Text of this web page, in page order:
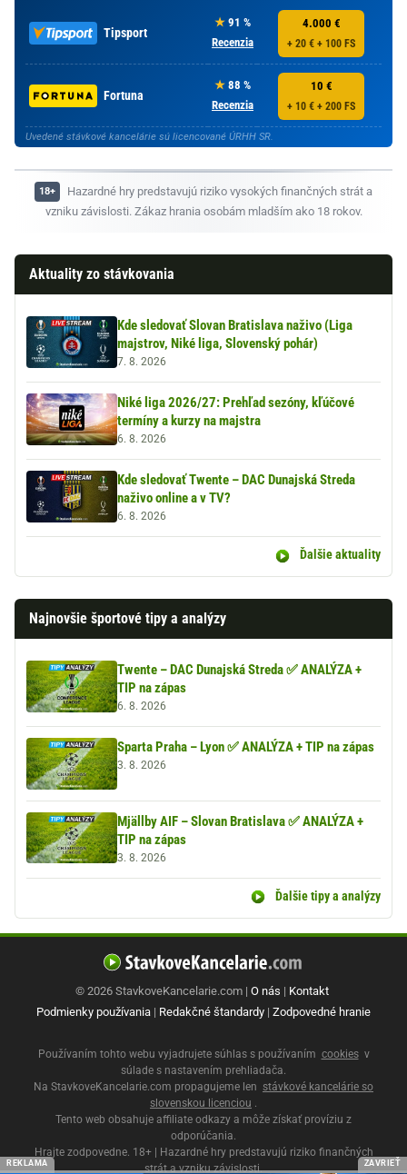
Tipsport
91 %
Recenzia
4.000 €
+ 20 € + 100 FS
Fortuna
88 %
Recenzia
10 €
+ 10 € + 200 FS
Uvedené stávkové kancelárie sú licencované ÚRHH SR.
Hazardné hry predstavujú riziko vysokých finančných strát a
vzniku závislosti. Zákaz hrania osobám mladším ako 18 rokov.
Aktuality zo stávkovania
Kde sledovať Slovan Bratislava naživo (Liga
majstrov, Niké liga, Slovenský pohár)
7. 8. 2026
Niké liga 2026/27: Prehľad sezóny, kľúčové
termíny a kurzy na majstra
6. 8. 2026
Kde sledovať Twente – DAC Dunajská Streda
naživo online a v TV?
6. 8. 2026
Ďalšie aktuality
Najnovšie športové tipy a analýzy
Twente – DAC Dunajská Streda ✅ ANALÝZA +
TIP na zápas
6. 8. 2026
Sparta Praha – Lyon ✅ ANALÝZA + TIP na zápas
3. 8. 2026
Mjällby AIF – Slovan Bratislava ✅ ANALÝZA +
TIP na zápas
3. 8. 2026
Ďalšie tipy a analýzy
© 2026 StavkoveKancelarie.com | O nás | Kontakt
Podmienky používania | Redakčné štandardy | Zodpovedné hranie
Používaním tohto webu vyjadrujete súhlas s používaním cookies v
súlade s nastavením prehliadača.
Na StavkoveKancelarie.com propagujeme len stávkové kancelárie so
slovenskou licenciou
Tento web obsahuje affiliate odkazy a môže získať províziu z
odporúčania.
Hrajte zodpovedne. 18+ | Hazardné hry predstavujú riziko finančných
strát a vzniku závislosti.
REKLAMA ZAVRIEŤ